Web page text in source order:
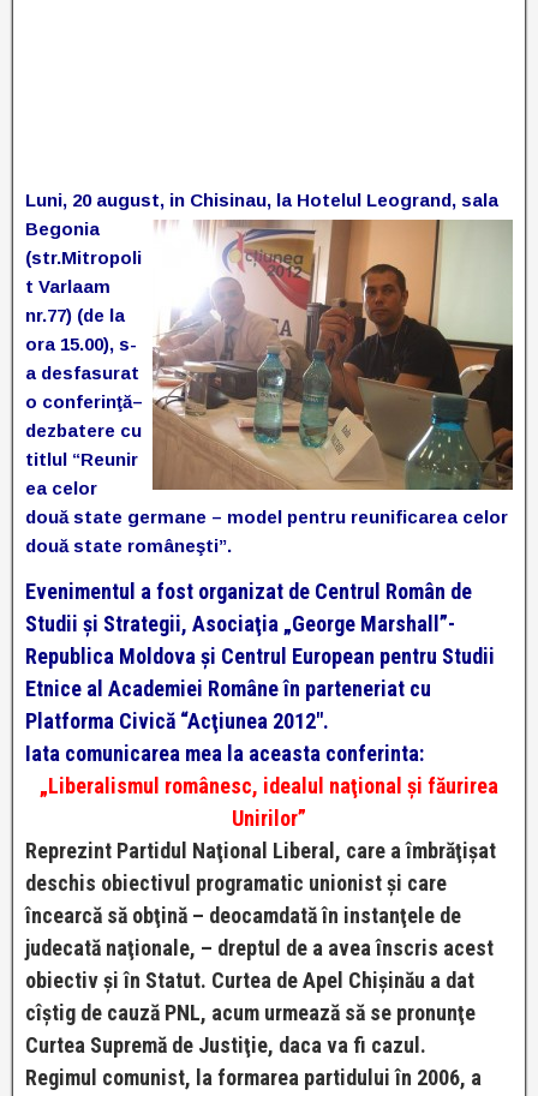
Luni, 20 august, in Chisinau, la Hotelul Leogrand, sala
Begonia
(str.Mitropoli
t Varlaam
nr.77) (de la
ora 15.00), s-
a desfasurat
o conferinţă–
dezbatere cu
titlul “Reunir
ea celor
două state germane – model pentru reunificarea celor
două state româneşti”.
Evenimentul a fost organizat de Centrul Român de
Studii şi Strategii, Asociaţia „George Marshall”-
Republica Moldova şi Centrul European pentru Studii
Etnice al Academiei Române în parteneriat cu
Platforma Civică “Acţiunea 2012″.
Iata comunicarea mea la aceasta conferinta:
„Liberalismul românesc, idealul naţional și făurirea
Unirilor”
Reprezint Partidul Naţional Liberal, care a îmbrăţişat
deschis obiectivul programatic unionist şi care
încearcă să obţină – deocamdată în instanţele de
judecată naţionale, – dreptul de a avea înscris acest
obiectiv şi în Statut. Curtea de Apel Chişinău a dat
cîştig de cauză PNL, acum urmează să se pronunţe
Curtea Supremă de Justiţie, daca va fi cazul.
Regimul comunist, la formarea partidului în 2006, a